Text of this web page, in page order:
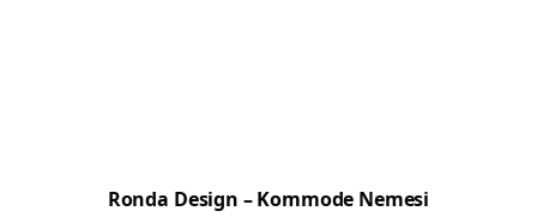
Ronda Design – Kommode Nemesi